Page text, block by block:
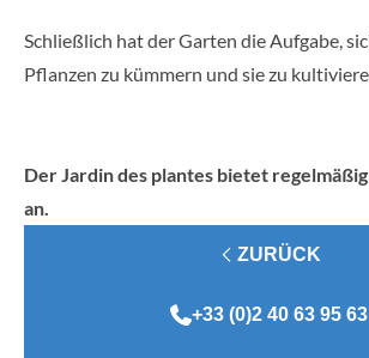
Schließlich hat der Garten die Aufgabe,
Pflanzen zu kümmern und sie zu
Der Jardin des plantes bietet
an.
ZURÜCK
+33 (0)2 40 63 95 63